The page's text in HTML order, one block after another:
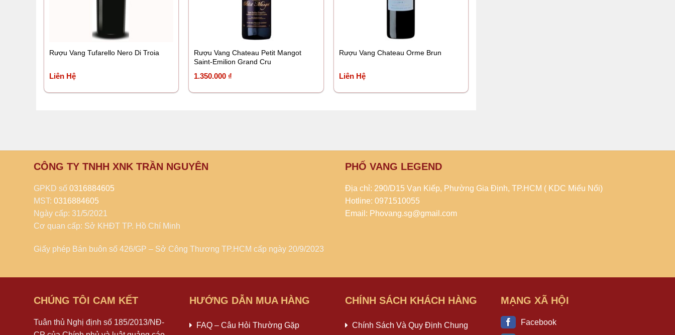
Rượu Vang Tufarello Nero Di Troia
Liên Hệ
Rượu Vang Chateau Petit Mangot
Saint-Emilion Grand Cru
1.350.000 ₫
Rượu Vang Chateau Orme Brun
Liên Hệ
CÔNG TY TNHH XNK TRẦN NGUYÊN
GPKD số 0316884605
MST: 0316884605
Ngày cấp: 31/5/2021
Cơ quan cấp: Sở KHĐT TP. Hồ Chí Minh
Giấy phép Bán buôn số 426/GP – Sở Công Thương TP.HCM cấp ngày 20/9/2023
PHỐ VANG LEGEND
Địa chỉ: 290/D15 Vạn Kiếp, Phường Gia Định, TP.HCM ( KDC Miếu Nổi)
Hotline: 0971510055
Email: Phovang.sg@gmail.com
CHÚNG TÔI CAM KẾT
Tuân thủ Nghị định số 185/2013/NĐ-
HƯỚNG DẪN MUA HÀNG
FAQ – Câu Hỏi Thường Gặp
CHÍNH SÁCH KHÁCH HÀNG
Chính Sách Và Quy Định Chung
MẠNG XÃ HỘI
Facebook